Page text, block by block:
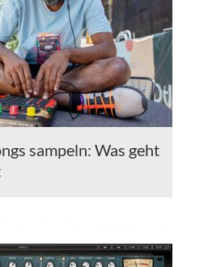
sampeln: Was geht